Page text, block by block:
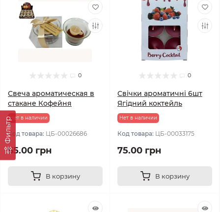
Фильтр
0
Свеча ароматическая в
стакане Кофейня
Нет в наличии
Код товара: ЦБ-00026686
65.00 грн
В корзину
0
Свічки ароматичні 6шт
Ягідний коктейль
Нет в наличии
Код товара: ЦБ-00033175
75.00 грн
В корзину